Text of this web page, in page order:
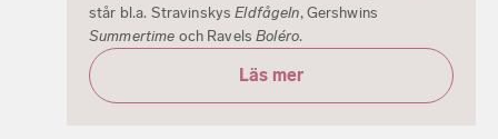
står bl.a. StravinskysEldfågeln, Gershwins
Summertime och RavelsBoléro.
Läs mer